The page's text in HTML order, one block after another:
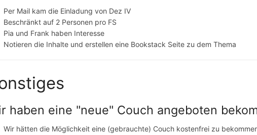
Per Mail kam die Einladung von Dez IV
Beschränkt auf 2 Personen pro FS
Pia und Frank haben Interesse
Notieren die Inhalte und erstellen eine Bookstack Seite zu dem Thema
haben eine "neue" Couch angeboten
Wir hätten die Möglichkeit eine (gebrauchte) Couch kostenfrei zu